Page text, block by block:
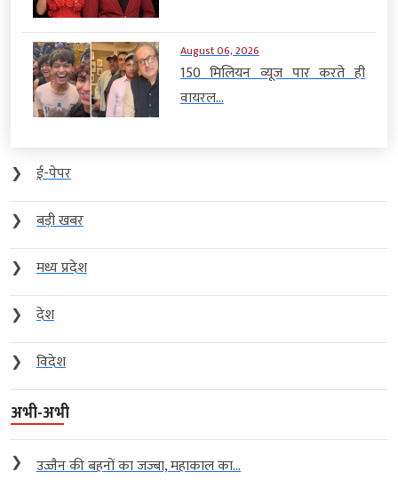
August 06, 2026
150 मिलियन व्यूज पार करते ही
वायरल...
❯
ई-पेपर
❯
बड़ी खबर
❯
मध्य प्रदेश
❯
देश
❯
विदेश
अभी-अभी
❯ उज्जैन की बहनों का जज्बा, महाकाल का...